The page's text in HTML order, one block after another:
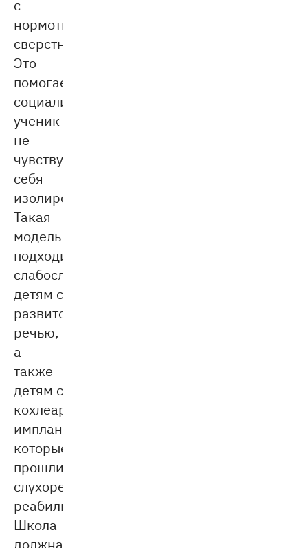
с
нормотипичными
сверстниками.
Это
помогает
социализации:
ученик
не
чувствует
себя
изолированным.
Такая
модель
подходит
слабослышащим
детям с
развитой
речью,
а
также
детям с
кохлеарными
имплантами,
которые
прошли
слухоречевую
реабилитацию.
Школа
должна